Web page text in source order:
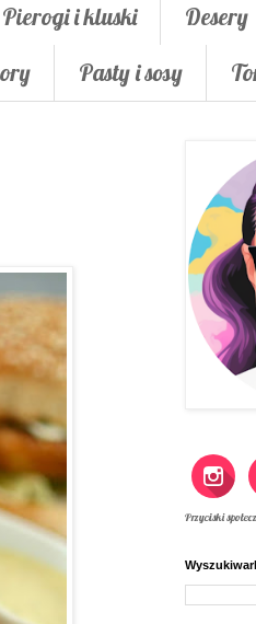
Pierogi i kluski Desery
Pasty i sosy
Przyciski